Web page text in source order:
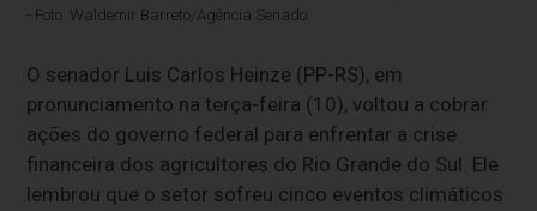
- Foto: Waldemir Barreto/Agência Senado
O senador Luis Carlos Heinze (PP-RS), em
pronunciamento na terça-feira (10), voltou a cobrar
ações do governo federal para enfrentar a crise
financeira dos agricultores do Rio Grande do Sul. Ele
lembrou que o setor sofreu cinco eventos climáticos